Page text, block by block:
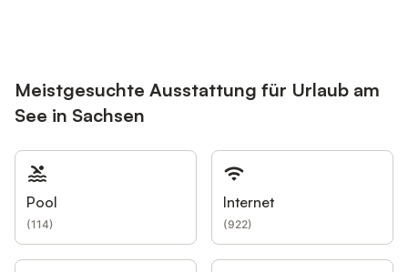
Meistgesuchte Ausstattung für Urlaub am
See in Sachsen
Pool
(114)
Internet
(922)